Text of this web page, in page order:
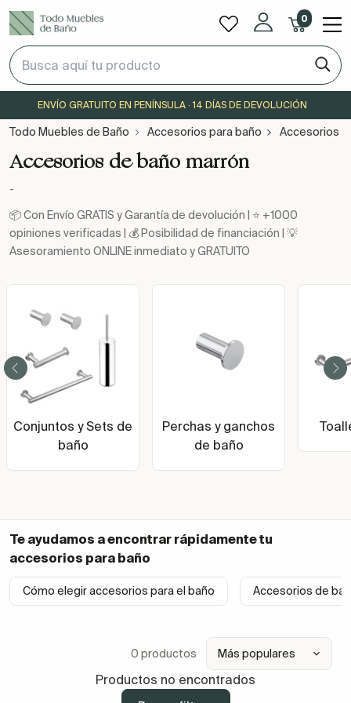
0
ENVÍO GRATUITO EN PENÍNSULA · 14 DÍAS DE DEVOLUCIÓN
Todo Muebles de Baño Accesorios para baño Accesorios
Accesorios de baño marrón
-
📦 Con Envío GRATIS y Garantía de devolución | ⭐ +1000
opiniones verificadas | 💰 Posibilidad de financiación | 💡
Asesoramiento ONLINE inmediato y GRATUITO
Conjuntos y Sets de
baño
Perchas y ganchos
de baño
Te ayudamos a encontrar rápidamente tu
accesorios para baño
Cómo elegir accesorios para el baño Accesorios de
0 productos
Productos no encontrados